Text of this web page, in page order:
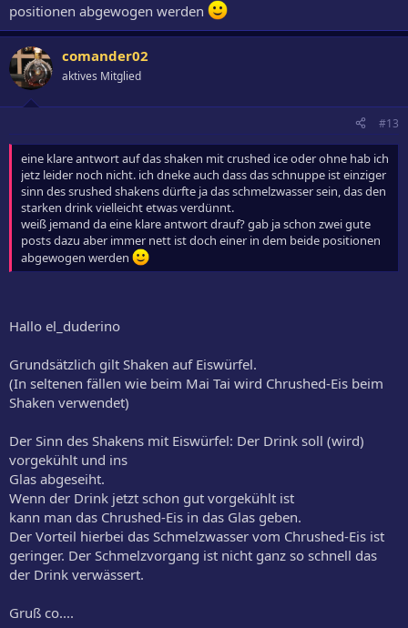
positionen abgewogen werden
comander02
aktives Mitglied
#13
eine klare antwort auf das shaken mit crushed ice oder ohne hab ich
jetz leider noch nicht. ich dneke auch dass das schnuppe ist einziger
sinn des srushed shakens dürfte ja das schmelzwasser sein, das den
starken drink vielleicht etwas verdünnt.
weiß jemand da eine klare antwort drauf? gab ja schon zwei gute
posts dazu aber immer nett ist doch einer in dem beide positionen
abgewogen werden
Hallo el_duderino
Grundsätzlich gilt Shaken auf Eiswürfel.
(In seltenen fällen wie beim Mai Tai wird Chrushed-Eis beim
Shaken verwendet)
Der Sinn des Shakens mit Eiswürfel: Der Drink soll (wird)
vorgekühlt und ins
Glas abgeseiht.
Wenn der Drink jetzt schon gut vorgekühlt ist
kann man das Chrushed-Eis in das Glas geben.
Der Vorteil hierbei das Schmelzwasser vom Chrushed-Eis ist
geringer. Der Schmelzvorgang ist nicht ganz so schnell das
der Drink verwässert.
Gruß co....